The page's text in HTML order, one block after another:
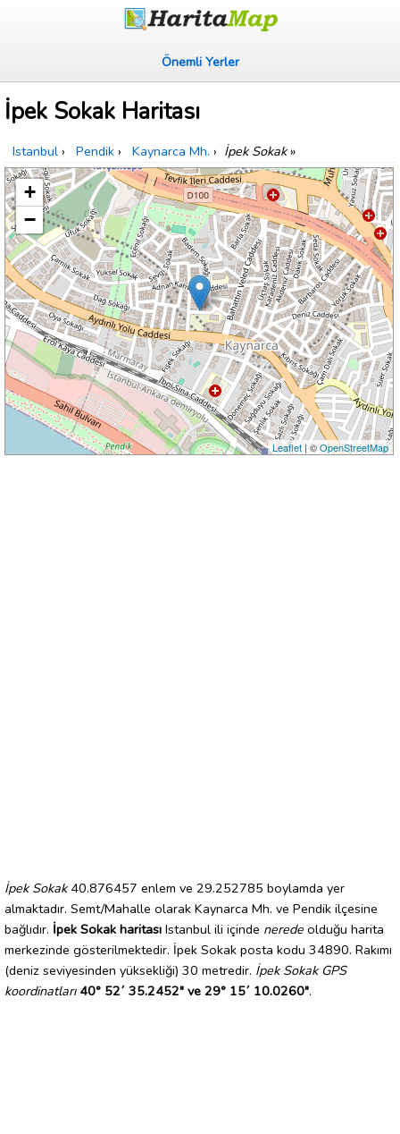
Önemli Yerler
İpek Sokak Haritası
Istanbul › Pendik › Kaynarca Mh. › İpek Sokak»
+
−
Leaflet| ©OpenStreetMap
İpek Sokak40.876457 enlem ve 29.252785 boylamda yer
almaktadır. Semt/Mahalle olarak Kaynarca Mh. ve Pendik ilçesine
bağlıdır. İpek Sokak haritası Istanbul ili içinde nerede olduğu harita
merkezinde gösterilmektedir. İpek Sokak posta kodu 34890. Rakımı
(deniz seviyesinden yüksekliği) 30 metredir. İpek Sokak GPS
koordinatları 40° 52´ 35.2452" ve 29° 15´ 10.0260".